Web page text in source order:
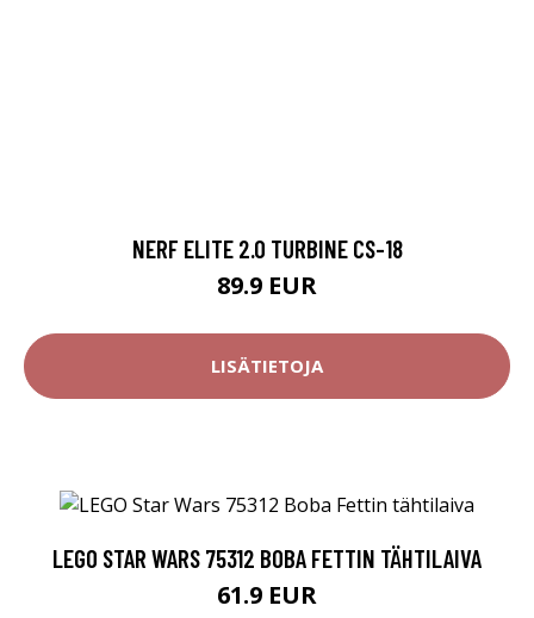
NERF ELITE 2.0 TURBINE CS-18
89.9 EUR
LISÄTIETOJA
LEGO STAR WARS 75312 BOBA FETTIN TÄHTILAIVA
61.9 EUR